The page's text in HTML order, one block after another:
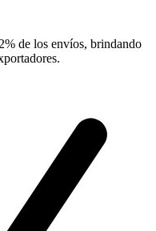
de los envíos, brindando